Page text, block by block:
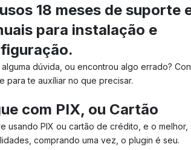
18 meses de suporte
para instalação e
alguma dúvida, ou encontrou algo errado?
para te auxíliar no que precisar.
com PIX, ou Cartão
usando PIX ou cartão de crédito, e o melhor,
comprando uma vez, o plugin é seu.